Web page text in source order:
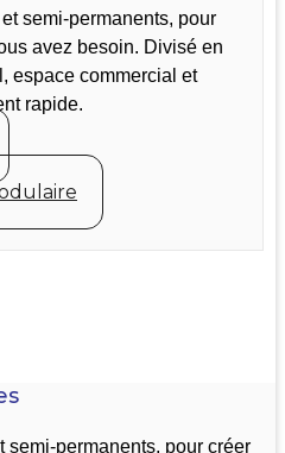
semi-permanents, pour
avez besoin. Divisé en
espace commercial et
rapide.
semi-permanents, pour créer